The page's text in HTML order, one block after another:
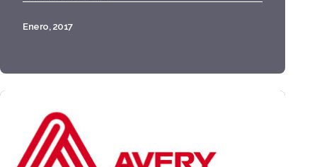
Enero, 2017